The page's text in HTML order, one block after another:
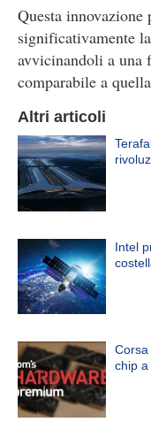
Questa
significativamente la
avvicinandoli a una
comparabile a
Altri articoli
Intel
chip